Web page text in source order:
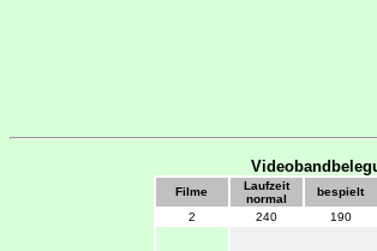
Filme
Laufzeit
normal
bespielt
2
240
190